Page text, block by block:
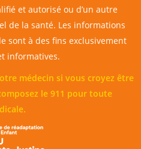
et autorisé ou d’un autre
de la santé. Les informations
sont à des fins exclusivement
informatives.
médecin si vous croyez être
le 911 pour toute